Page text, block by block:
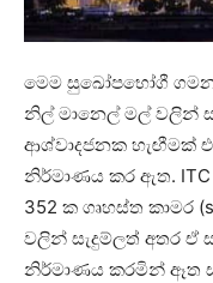
මෙම සුඛෝපභෝගී
නිල් මානෙල් මල් වලින්
ආශ්වාදජනක හැඟීමක්
නිර්මාණය කර ඇත. ITC
352 ක ගෘහස්ත කාමර
වලින් සැදුම්ලත් අතර ඒ
නිර්මාණය කරමින් ඈත